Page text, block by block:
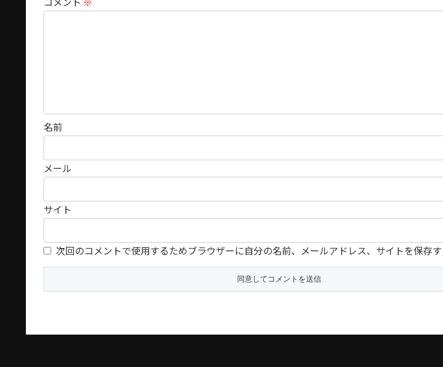
名前
メール
サイト
次回のコメントで使用するためブラウザーに自分の名前、メールアドレス、サイトを保存す